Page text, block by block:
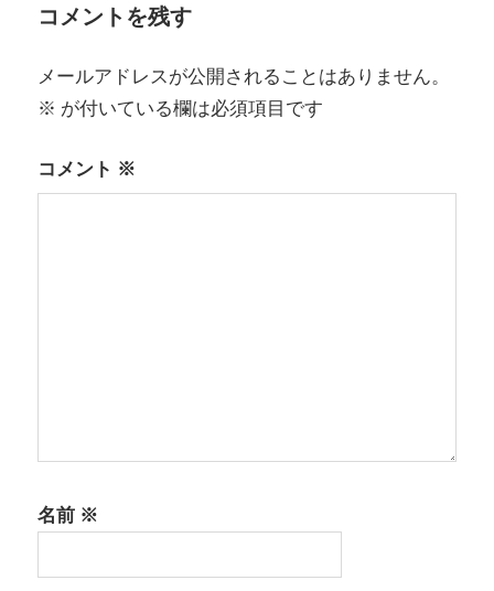
ビ
ゲ
ー
シ
コメントを残す
メールアドレスが公開されることはありません。
※ が付いている欄は必須項目です
コメント ※
名前 ※